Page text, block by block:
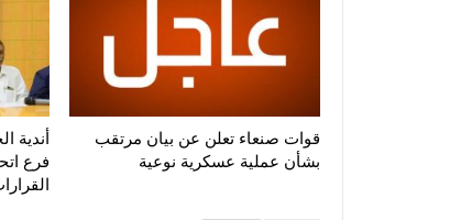
قوات صنعاء تعلن عن بيان مرتقب
بشأن عملية عسكرية نوعية
أندية
فرع